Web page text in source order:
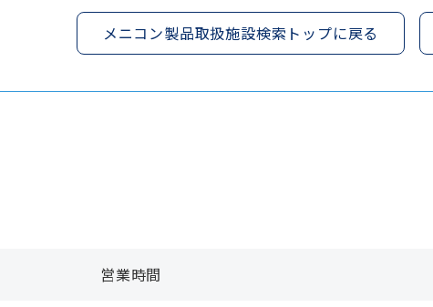
メニコン製品取扱施設検索トップに戻る
営業時間